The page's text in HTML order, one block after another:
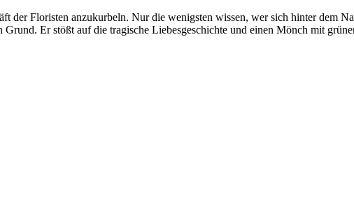
der Floristen anzukurbeln. Nur die wenigsten wissen, wer sich hinter dem
Er stößt auf die tragische Liebesgeschichte und einen Mönch mit